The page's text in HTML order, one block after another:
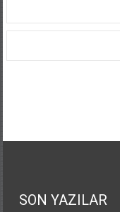
SON YAZILAR